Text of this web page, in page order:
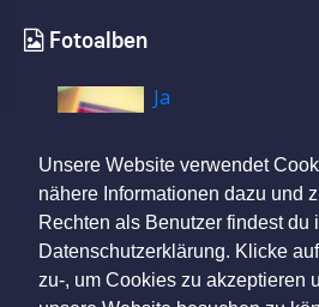
Unsere Website verwendet
nähere Informationen dazu und
Rechten als Benutzer findest du
Datenschutzerklärung. Klicke
zu-, um Cookies zu akzeptieren
Fotoalben
Ja